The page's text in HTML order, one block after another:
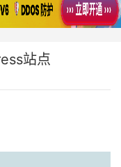
站点